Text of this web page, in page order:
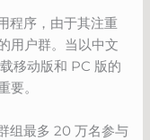
程序，由于其注重
用户群。当以中文
移动版和 PC 版的
要。
组最多 20 万名参与